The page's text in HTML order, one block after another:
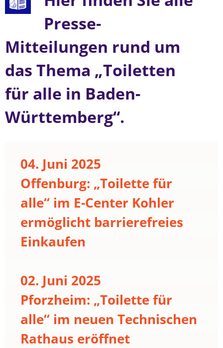
Presse-
Mitteilungen rund um
das Thema „Toiletten
für alle in Baden-
Württemberg“.
04. Juni 2025
Offenburg: „Toilette für
alle“ im E-Center Kohler
ermöglicht barrierefreies
Einkaufen
02. Juni 2025
Pforzheim: „Toilette für
alle“ im neuen Technischen
Rathaus eröffnet